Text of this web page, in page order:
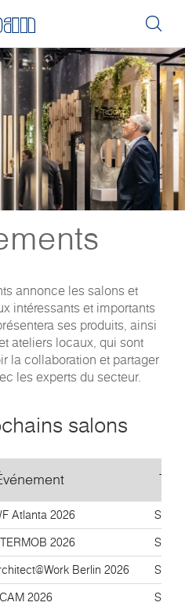
annonce les salons et
intéressants et importants
ses produits, ainsi
ateliers locaux, qui sont
la collaboration et partager
les experts du secteur.
salons
Atlanta 2026
2026
Berlin 2026
2026